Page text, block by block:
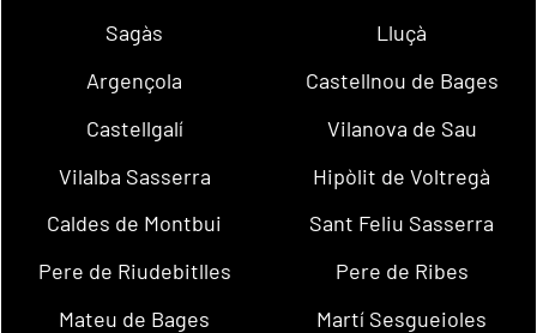
Sagàs
Lluçà
Argençola
Castellnou de Bages
Castellgalí
Vilanova de Sau
Vilalba Sasserra
Hipòlit de Voltregà
Caldes de Montbui
Sant Feliu Sasserra
Pere de Riudebitlles
Pere de Ribes
Mateu de Bages
Martí Sesgueioles